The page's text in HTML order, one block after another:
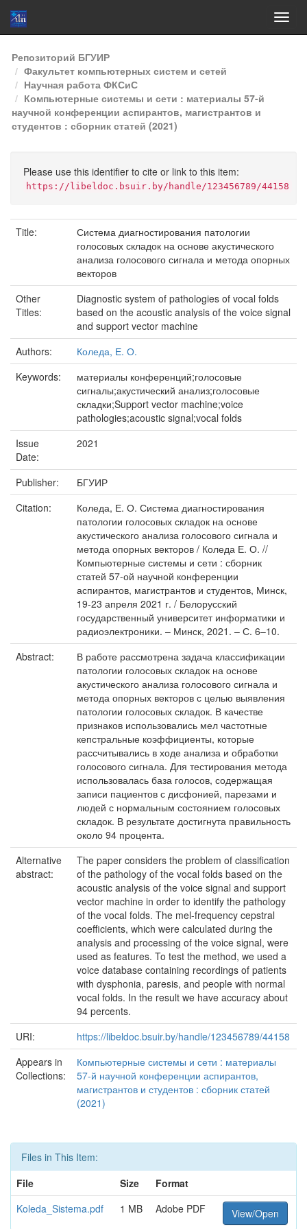
Skip
navigation
Репозиторий БГУИР
Факультет компьютерных систем и сетей
Научная работа ФКСиС
Компьютерные системы и сети : материалы 57-й
научной конференции аспирантов, магистрантов и
студентов : сборник статей (2021)
Please use this identifier to cite or link to this item:
https://libeldoc.bsuir.by/handle/123456789/44158
Title:
Система диагностирования патологии
голосовых складок на основе акустического
анализа голосового сигнала и метода опорных
векторов
Other
Titles:
Diagnostic system of pathologies of vocal folds
based on the acoustic analysis of the voice signal
and support vector machine
Authors:
Коледа, Е. О.
Keywords:
материалы конференций;голосовые
сигналы;акустический анализ;голосовые
складки;Support vector machine;voice
pathologies;acoustic signal;vocal folds
Issue
Date:
2021
Publisher:
БГУИР
Citation:
Коледа, Е. О. Система диагностирования
патологии голосовых складок на основе
акустического анализа голосового сигнала и
метода опорных векторов / Коледа Е. О. //
Компьютерные системы и сети : сборник
статей 57-ой научной конференции
аспирантов, магистрантов и студентов, Минск,
19-23 апреля 2021 г. / Белорусский
государственный университет информатики и
радиоэлектроники. – Минск, 2021. – С. 6–10.
Abstract:
В работе рассмотрена задача классификации
патологии голосовых складок на основе
акустического анализа голосового сигнала и
метода опорных векторов с целью выявления
патологии голосовых складок. В качестве
признаков использовались мел частотные
кепстральные коэффициенты, которые
рассчитывались в ходе анализа и обработки
голосового сигнала. Для тестирования метода
использовалась база голосов, содержащая
записи пациентов с дисфонией, парезами и
людей с нормальным состоянием голосовых
складок. В результате достигнута правильность
около 94 процента.
Alternative
abstract:
The paper considers the problem of classification
of the pathology of the vocal folds based on the
acoustic analysis of the voice signal and support
vector machine in order to identify the pathology
of the vocal folds. The mel-frequency cepstral
coefficients, which were calculated during the
analysis and processing of the voice signal, were
used as features. To test the method, we used a
voice database containing recordings of patients
with dysphonia, paresis, and people with normal
vocal folds. In the result we have accuracy about
94 percents.
URI:
https://libeldoc.bsuir.by/handle/123456789/44158
Appears in
Collections:
Компьютерные системы и сети : материалы
57-й научной конференции аспирантов,
магистрантов и студентов : сборник статей
(2021)
Files in This Item:
File
Size
Format
Koleda_Sistema.pdf
1 MB Adobe PDF View/Open